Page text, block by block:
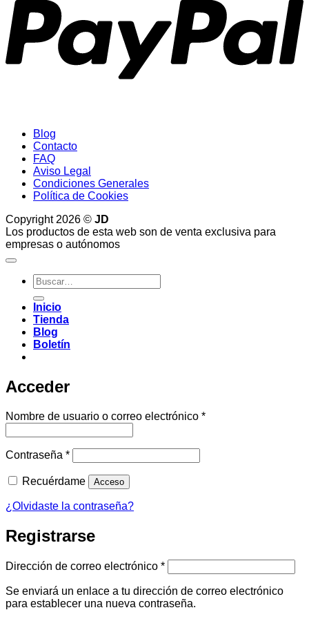
Blog
Contacto
FAQ
Aviso Legal
Condiciones Generales
Política de Cookies
Copyright 2026 © JD
Los productos de esta web son de venta exclusiva para
empresas o autónomos
Buscar
por:
Inicio
Tienda
Blog
Boletín
Acceder
Nombre de usuario o correo electrónico *Obligatorio
Contraseña *Obligatorio
Recuérdame Acceso
¿Olvidaste la contraseña?
Registrarse
Dirección de correo electrónico *Obligatorio
Se enviará un enlace a tu dirección de correo electrónico
para establecer una nueva contraseña.